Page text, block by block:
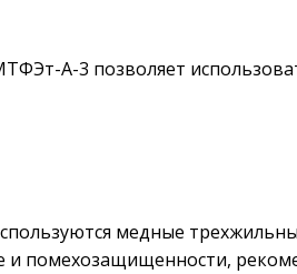
А-3 позволяет
медные
помехозащищенности,